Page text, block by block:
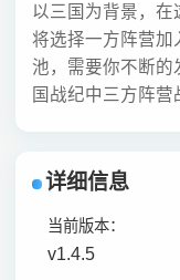
以三国为背景，在
将选择一方阵营加
池，需要你不断的
国战纪中三方阵营
详细信息
当前版本：
v1.4.5